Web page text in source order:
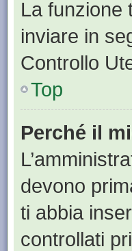
La funzione
inviare in
Controllo
Top
Perché il
devono
ti abbia
controllati